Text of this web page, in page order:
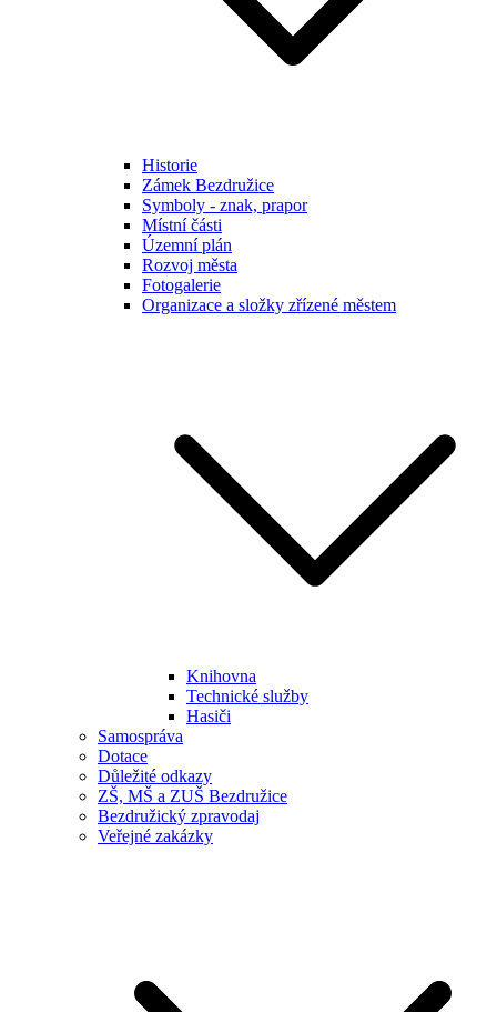
Historie
Zámek Bezdružice
Symboly - znak, prapor
Místní části
Územní plán
Rozvoj města
Fotogalerie
Organizace a složky zřízené městem
Knihovna
Technické služby
Hasiči
Samospráva
Dotace
Důležité odkazy
ZŠ, MŠ a ZUŠ Bezdružice
Bezdružický zpravodaj
Veřejné zakázky